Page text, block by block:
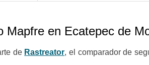
Mapfre en Ecatepec de
de Rastreator, el comparador de